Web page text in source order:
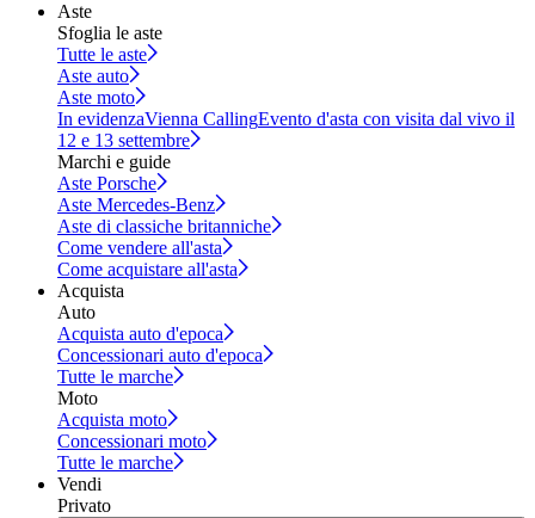
Aste
Sfoglia le aste
Tutte le aste
Aste auto
Aste moto
In evidenzaVienna CallingEvento d'asta con visita dal vivo il
12 e 13 settembre
Marchi e guide
Aste Porsche
Aste Mercedes-Benz
Aste di classiche britanniche
Come vendere all'asta
Come acquistare all'asta
Acquista
Auto
Acquista auto d'epoca
Concessionari auto d'epoca
Tutte le marche
Moto
Acquista moto
Concessionari moto
Tutte le marche
Vendi
Privato